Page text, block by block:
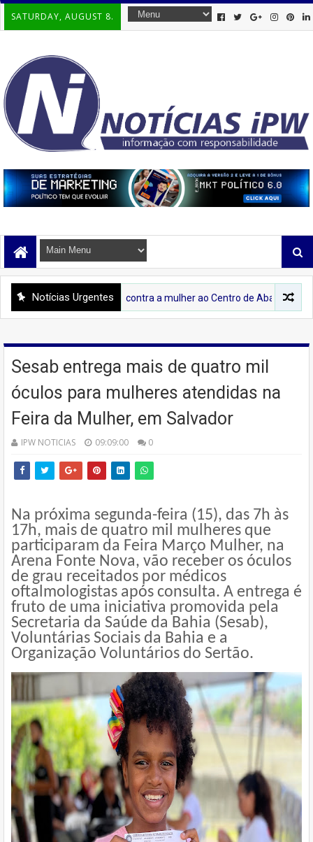
SATURDAY, AUGUST 8.
Notícias Urgentes
à violência contra a mulher ao Centro de Abastecimento de Ipirá
Sesab entrega mais de quatro mil
óculos para mulheres atendidas na
Feira da Mulher, em Salvador
IPW NOTICIAS 09:09:00 0
Na próxima segunda-feira (15), das 7h às
17h, mais de quatro mil mulheres que
participaram da Feira Março Mulher, na
Arena Fonte Nova, vão receber os óculos
de grau receitados por médicos
oftalmologistas após consulta. A entrega é
fruto de uma iniciativa promovida pela
Secretaria da Saúde da Bahia (Sesab),
Voluntárias Sociais da Bahia e a
Organização Voluntários do Sertão.